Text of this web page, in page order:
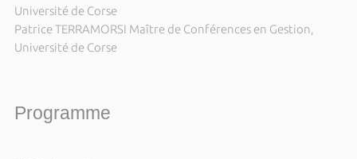
Université de Corse
Patrice TERRAMORSI Maître de Conférences en Gestion,
Université de Corse
Programme